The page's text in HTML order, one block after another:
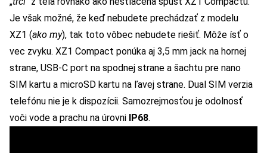
Je však možné, že keď nebudete prechádzať z modelu
XZ1 (ako my), tak toto vôbec nebudete riešiť. Môže ísť o
vec zvyku. XZ1 Compact ponúka aj 3,5 mm jack na hornej
strane, USB-C port na spodnej strane a šachtu pre nano
SIM kartu a microSD kartu na ľavej strane. Dual SIM verzia
telefónu nie je k dispozícii. Samozrejmosťou je odolnosť
voči vode a prachu na úrovni IP68.